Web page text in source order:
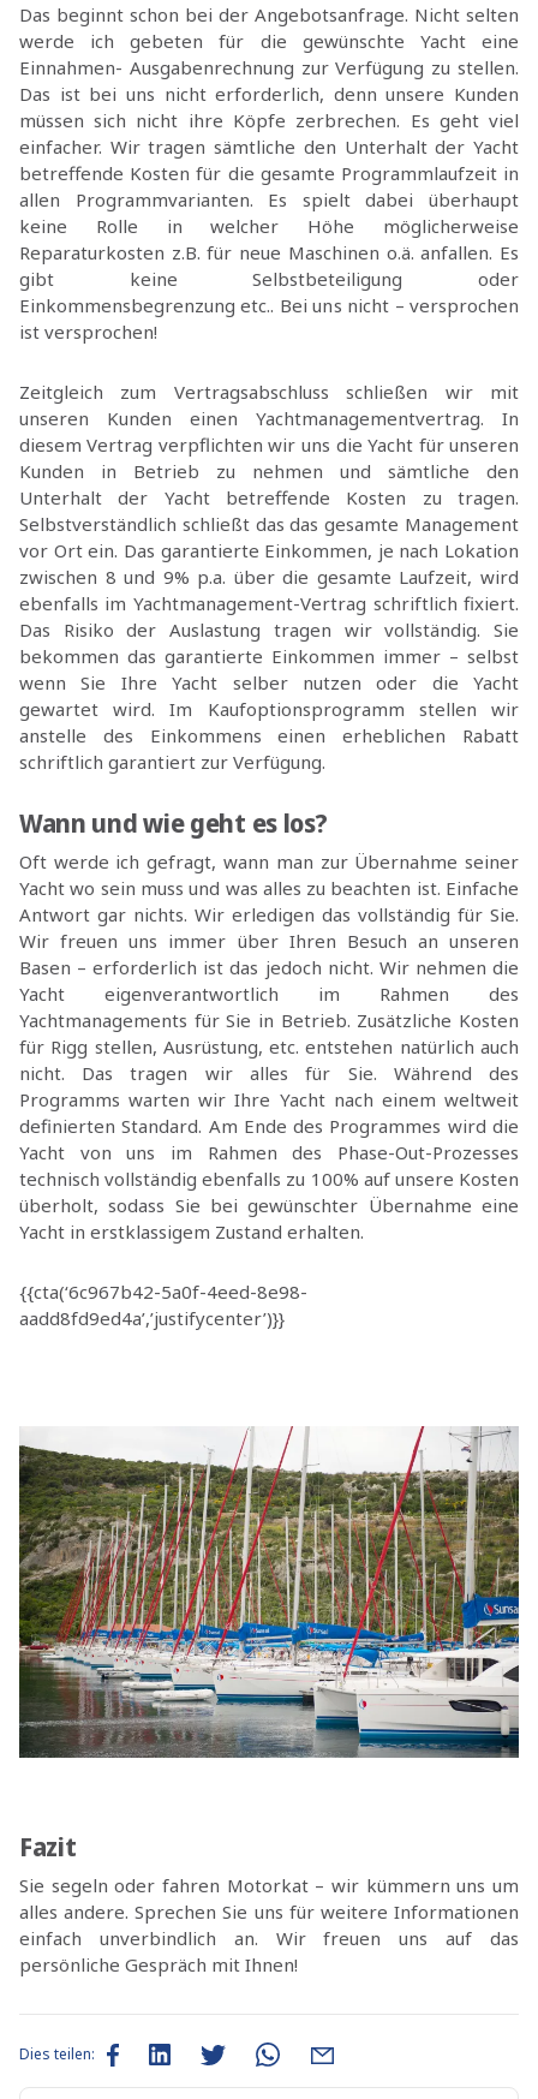
Das beginnt schon bei der Angebotsanfrage. Nicht selten
werde ich gebeten für die gewünschte Yacht eine
Einnahmen- Ausgabenrechnung zur Verfügung zu stellen.
Das ist bei uns nicht erforderlich, denn unsere Kunden
müssen sich nicht ihre Köpfe zerbrechen. Es geht viel
einfacher. Wir tragen sämtliche den Unterhalt der Yacht
betreffende Kosten für die gesamte Programmlaufzeit in
allen Programmvarianten. Es spielt dabei überhaupt
keine Rolle in welcher Höhe möglicherweise
Reparaturkosten z.B. für neue Maschinen o.ä. anfallen. Es
gibt keine Selbstbeteiligung oder
Einkommensbegrenzung etc.. Bei uns nicht – versprochen
ist versprochen!
Zeitgleich zum Vertragsabschluss schließen wir mit
unseren Kunden einen Yachtmanagementvertrag. In
diesem Vertrag verpflichten wir uns die Yacht für unseren
Kunden in Betrieb zu nehmen und sämtliche den
Unterhalt der Yacht betreffende Kosten zu tragen.
Selbstverständlich schließt das das gesamte Management
vor Ort ein. Das garantierte Einkommen, je nach Lokation
zwischen 8 und 9% p.a. über die gesamte Laufzeit, wird
ebenfalls im Yachtmanagement-Vertrag schriftlich fixiert.
Das Risiko der Auslastung tragen wir vollständig. Sie
bekommen das garantierte Einkommen immer – selbst
wenn Sie Ihre Yacht selber nutzen oder die Yacht
gewartet wird. Im Kaufoptionsprogramm stellen wir
anstelle des Einkommens einen erheblichen Rabatt
schriftlich garantiert zur Verfügung.
Wann und wie geht es los?
Oft werde ich gefragt, wann man zur Übernahme seiner
Yacht wo sein muss und was alles zu beachten ist. Einfache
Antwort gar nichts. Wir erledigen das vollständig für Sie.
Wir freuen uns immer über Ihren Besuch an unseren
Basen – erforderlich ist das jedoch nicht. Wir nehmen die
Yacht eigenverantwortlich im Rahmen des
Yachtmanagements für Sie in Betrieb. Zusätzliche Kosten
für Rigg stellen, Ausrüstung, etc. entstehen natürlich auch
nicht. Das tragen wir alles für Sie. Während des
Programms warten wir Ihre Yacht nach einem weltweit
definierten Standard. Am Ende des Programmes wird die
Yacht von uns im Rahmen des Phase-Out-Prozesses
technisch vollständig ebenfalls zu 100% auf unsere Kosten
überholt, sodass Sie bei gewünschter Übernahme eine
Yacht in erstklassigem Zustand erhalten.
{{cta(‘6c967b42-5a0f-4eed-8e98-
aadd8fd9ed4a’,’justifycenter’)}}
Fazit
Sie segeln oder fahren Motorkat – wir kümmern uns um
alles andere. Sprechen Sie uns für weitere Informationen
einfach unverbindlich an. Wir freuen uns auf das
persönliche Gespräch mit Ihnen!
Dies teilen: